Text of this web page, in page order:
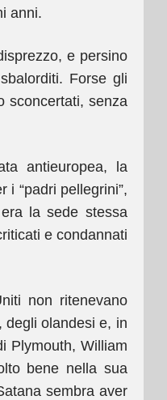
anni.
e persino
Forse gli
sconcertati, senza
antieuropea, la
i “padri pellegrini”,
la sede stessa
e condannati
non ritenevano
degli olandesi e, in
Plymouth, William
bene nella sua
sembra aver